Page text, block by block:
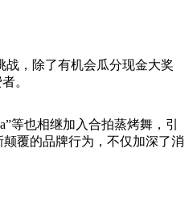
战，除了有机会瓜分现金大奖
。
等也相继加入合拍蒸烤舞，引
覆的品牌行为，不仅加深了消